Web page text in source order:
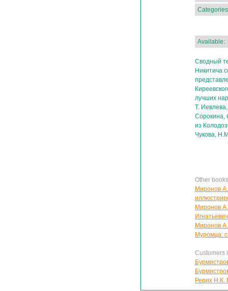
Available:
Сводный
Никитича
лучших
Т.
Сорокина,
из
Чукова,
Other
Миронов
Миронов
Миронов
Муромца:
Customers
Рерих Н.К.